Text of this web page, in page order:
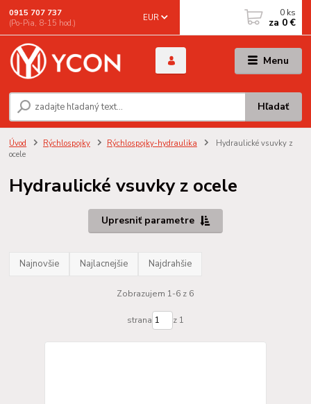
Menu
EUR
Hľadať
0915 707 737
(Po-Pia, 8-15 hod.)
0 ks
za 0 €
Úvod Rýchlospojky Rýchlospojky-hydraulika
Hydraulické vsuvky z
ocele
Hydraulické vsuvky z ocele
Upresniť parametre
Najnovšie Najlacnejšie Najdrahšie
Zobrazujem 1-6 z 6
strana z 1